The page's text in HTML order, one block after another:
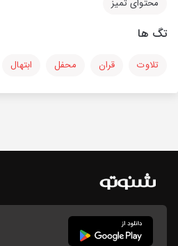
محتوای تمیز
تگ ها
تلاوت قران محفل ابتهال